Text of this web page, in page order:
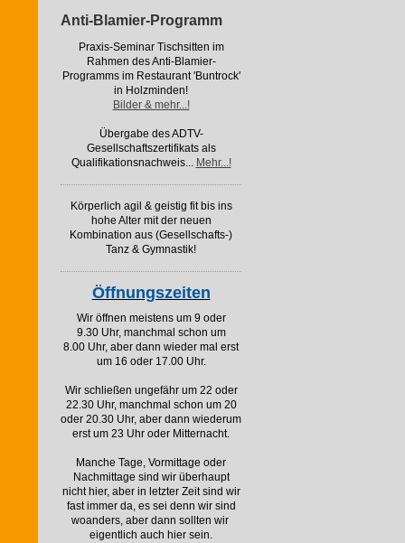
Anti-Blamier-Programm
Praxis-Seminar Tischsitten im
Rahmen des Anti-Blamier-
Programms im Restaurant 'Buntrock'
in Holzminden!
Bilder & mehr...!
Übergabe des ADTV-
Gesellschaftszertifikats als
Qualifikationsnachweis... Mehr...!
Körperlich agil & geistig fit bis ins
hohe Alter mit der neuen
Kombination aus (Gesellschafts-)
Tanz & Gymnastik!
Öffnungszeiten
Wir öffnen meistens um 9 oder
9.30 Uhr, manchmal schon um
8.00 Uhr, aber dann wieder mal erst
um 16 oder 17.00 Uhr.
Wir schließen ungefähr um 22 oder
22.30 Uhr, manchmal schon um 20
oder 20.30 Uhr, aber dann wiederum
erst um 23 Uhr oder Mitternacht.
Manche Tage, Vormittage oder
Nachmittage sind wir überhaupt
nicht hier, aber in letzter Zeit sind wir
fast immer da, es sei denn wir sind
woanders, aber dann sollten wir
eigentlich auch hier sein.